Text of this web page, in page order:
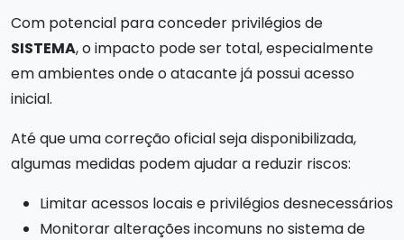
Com potencial para conceder privilégios de
SISTEMA, o impacto pode ser total, especialmente
em ambientes onde o atacante já possui acesso
inicial.
Até que uma correção oficial seja disponibilizada,
algumas medidas podem ajudar a reduzir riscos:
Limitar acessos locais e privilégios desnecessários
Monitorar alterações incomuns no sistema de